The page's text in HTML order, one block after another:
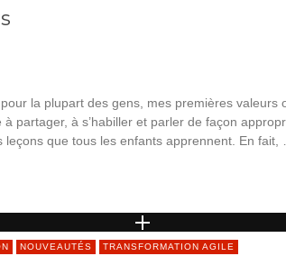
la plupart des gens, mes premières valeurs
à partager, à s’habiller et parler de façon
leçons que tous les enfants apprennent. En fait,
NOUVEAUTÉS TRANSFORMATION AGILE